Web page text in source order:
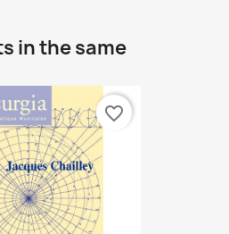
in the same
favorite_border